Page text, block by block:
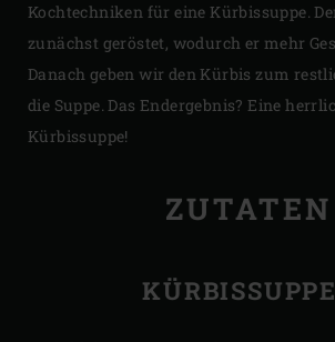
Kochtechniken für eine Kürbissuppe.
zunächst geröstet, wodurch er mehr
Danach geben wir den Kürbis zum
die Suppe. Das Endergebnis? Eine
Kürbissuppe!
ZUTATEN
KÜRBISSUPPE